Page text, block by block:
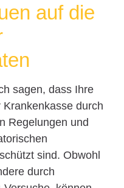
auf die
sagen, dass Ihre
durch
Regelungen und
sind. Obwohl
durch